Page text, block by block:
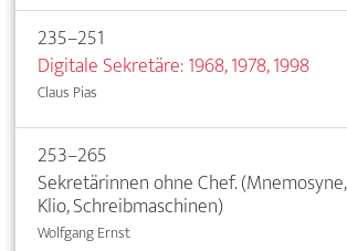
235–251
Digitale Sekretäre: 1968, 1978, 1998
Claus Pias
253–265
Sekretärinnen ohne Chef. (Mnemosyne,
Klio, Schreibmaschinen)
Wolfgang Ernst